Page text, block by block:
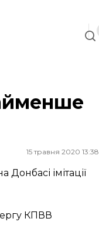
15 травня 2020 13:38
імітації
КПВВ